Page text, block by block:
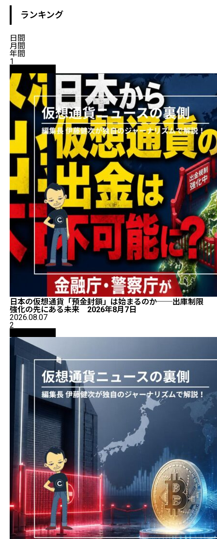
ランキング
日間
月間
年間
1
日本の仮想通貨「預金封鎖」は始まるのか──出庫制限
強化の先にある未来 2026年8月7日
2026.08.07
2